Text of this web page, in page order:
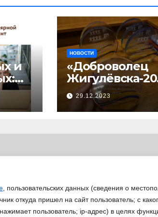
, пользовательских данных (сведения о
откуда пришел на сайт пользователь; с
пользователь; ip-адрес) в целях
и
НОВОСТИ
«Доброволец
Жигулёвска-
» 29.12.2023